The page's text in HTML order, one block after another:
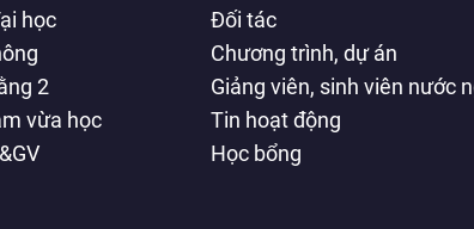
học
2
vừa học
Đối tác
Chương trình, dự án
Giảng viên, sinh viên nước
Tin hoạt động
Học bổng